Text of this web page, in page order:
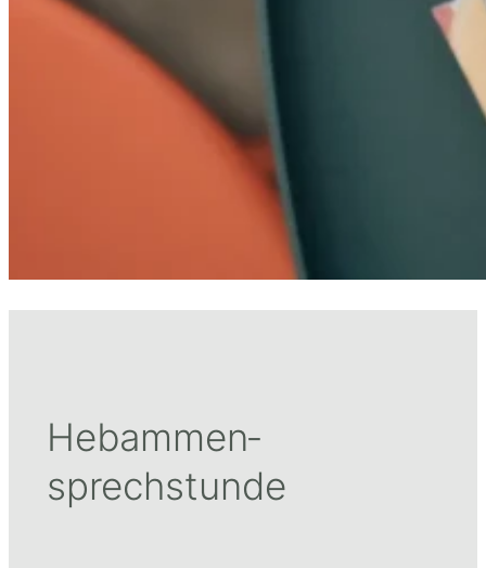
Hebammen­
sprechstunde